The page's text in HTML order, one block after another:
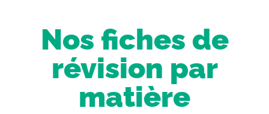
Nos fiches de
révision par
matière